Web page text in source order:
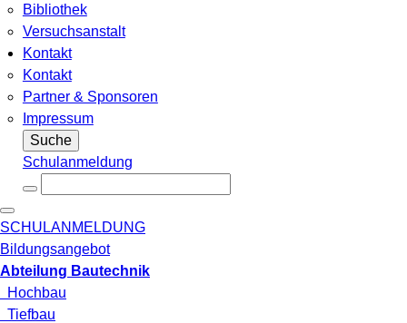
Bibliothek
Versuchsanstalt
Kontakt
Kontakt
Partner & Sponsoren
Impressum
Suche
Schulanmeldung
SCHULANMELDUNG
Bildungsangebot
Abteilung Bautechnik
Hochbau
Tiefbau